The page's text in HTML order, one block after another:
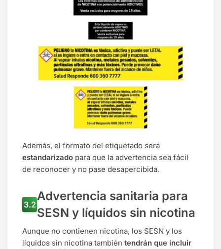
Además, el formato del etiquetado será
estandarizado para que la advertencia sea fácil
de reconocer y no pase desapercibida.
Advertencia sanitaria para
SESN y líquidos sin nicotina
Aunque no contienen nicotina, los SESN y los
líquidos sin nicotina también tendrán que incluir